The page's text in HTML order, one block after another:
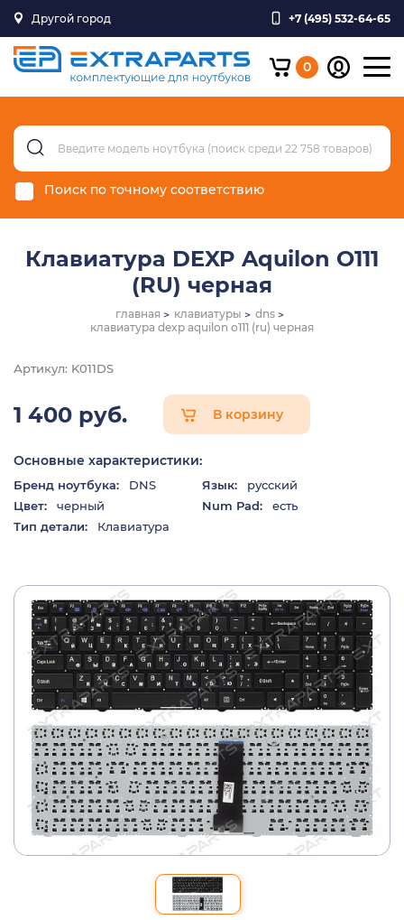
Другой город +7 (495) 532-64-65
0
Поиск по точному соответствию
Клавиатура DEXP Aquilon O111
(RU) черная
главная клавиатуры
dns
клавиатура dexp aquilon o111 (ru) черная
Артикул: K011DS
1 400 руб. В корзину
Основные характеристики:
Бренд ноутбука: DNS Язык:
русский
Цвет:
черный Num Pad:
есть
Тип детали:
Клавиатура